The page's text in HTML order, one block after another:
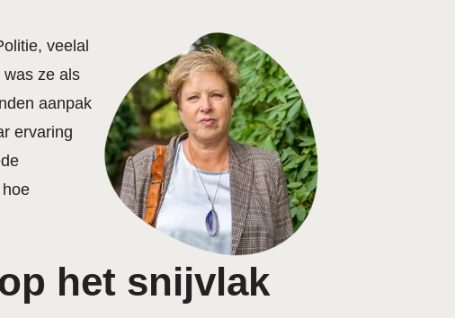
veelal
ze als
aanpak
ervaring
het snijvlak